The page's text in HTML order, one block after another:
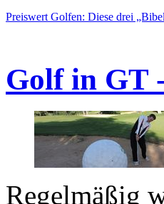
Preiswert Golfen: Diese drei
Golf in GT
Regelmäßig